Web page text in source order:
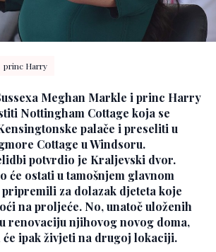
princ Harry
Meghan Markle i princ Harry
Nottingham Cottage koja se
palače i preseliti u
Cottage u Windsoru.
potvrdio je Kraljevski dvor.
će ostati u tamošnjem glavnom
pripremili za dolazak djeteta koje
na proljeće. No, unatoč uloženih
renovaciju njihovog novog doma,
ipak živjeti na drugoj lokaciji.